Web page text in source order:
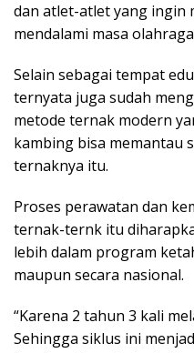
dan atlet-atlet yang ingin
mendalami masa
Selain sebagai tempat
ternyata juga sudah
metode ternak modern
kambing bisa memantau
ternaknya itu.
Proses perawatan dan
ternak-ternk itu
lebih dalam program
maupun secara nasional.
“Karena 2 tahun 3 kali
Sehingga siklus ini